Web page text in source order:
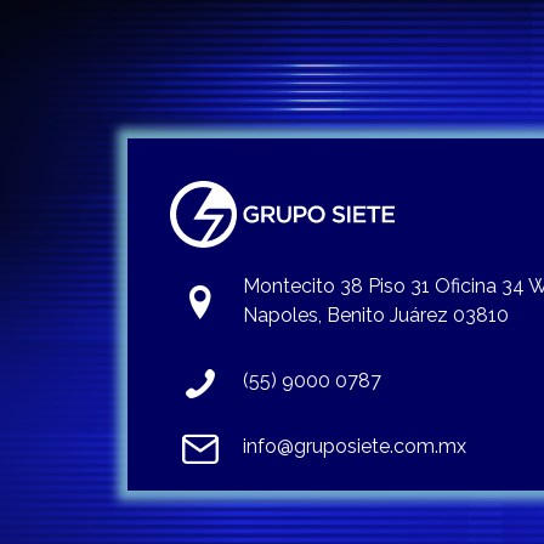
Montecito 38 Piso 31 Oficina 34
Napoles, Benito Juárez 03810
(55) 9000 0787
info@gruposiete.com.mx